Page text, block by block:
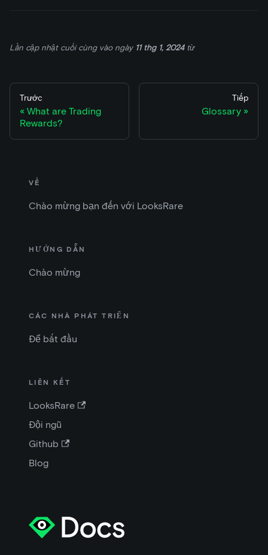
Lần cập nhật cuối cùng vào ngày 11 thg 1, 2024từ
Trước
What are Trading
Rewards?
Tiếp
Glossary
VỀ
Chào mừng bạn đến với LooksRare
HƯỚNG DẪN
Chào mừng
CÁC NHÀ PHÁT TRIỂN
Để bắt đầu
LIÊN KẾT
LooksRare
Đội ngũ
Github
Blog